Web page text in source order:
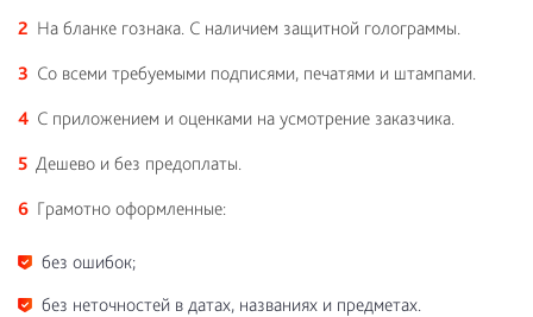
На бланке гознака. С наличием защитной голограммы.
Со всеми требуемыми подписями, печатями и штампами.
С приложением и оценками на усмотрение заказчика.
Дешево и без предоплаты.
Грамотно оформленные:
без ошибок;
без неточностей в датах, названиях и предметах.